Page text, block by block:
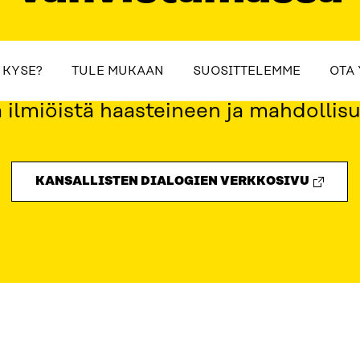
rakentavia keskusteluja, joissa
ilmiöistä haasteineen ja
KANSALLISTEN DIALOGIEN VERKKOSIVU
table_of_contents
TULE MUKAAN SUOSITTELEMME OTA